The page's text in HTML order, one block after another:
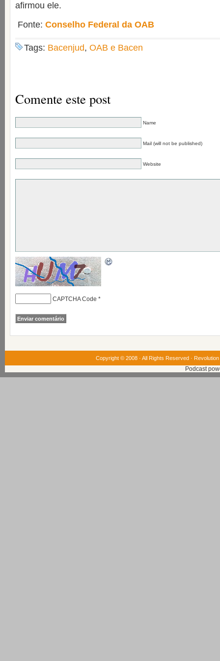
afirmou ele.
Fonte: Conselho Federal da OAB
Tags: Bacenjud, OAB e Bacen
Comente este post
Name
Mail (will not be published)
Website
CAPTCHA Code *
Copyright © 2008 · All Rights Reserved ·
Podcast